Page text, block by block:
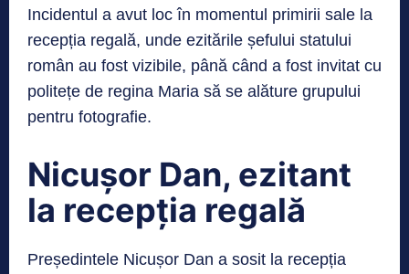
Incidentul a avut loc în momentul primirii sale la
recepția regală, unde ezitările șefului statului
român au fost vizibile, până când a fost invitat cu
politețe de regina Maria să se alăture grupului
pentru fotografie.
Nicușor Dan, ezitant
la recepția regală
Președintele Nicușor Dan a sosit la recepția